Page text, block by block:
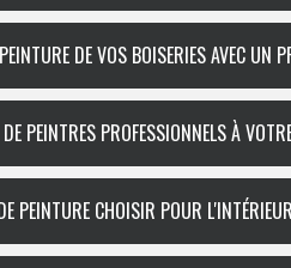
DE VOS BOISERIES AVEC
DE PEINTRES PROFESSIONNELS À
PEINTURE CHOISIR POUR